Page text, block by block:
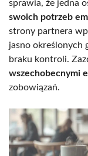
sprawia, że jedna
swoich potrzeb
strony partnera
jasno określonych
braku kontroli.
wszechobecnymi
zobowiązań.